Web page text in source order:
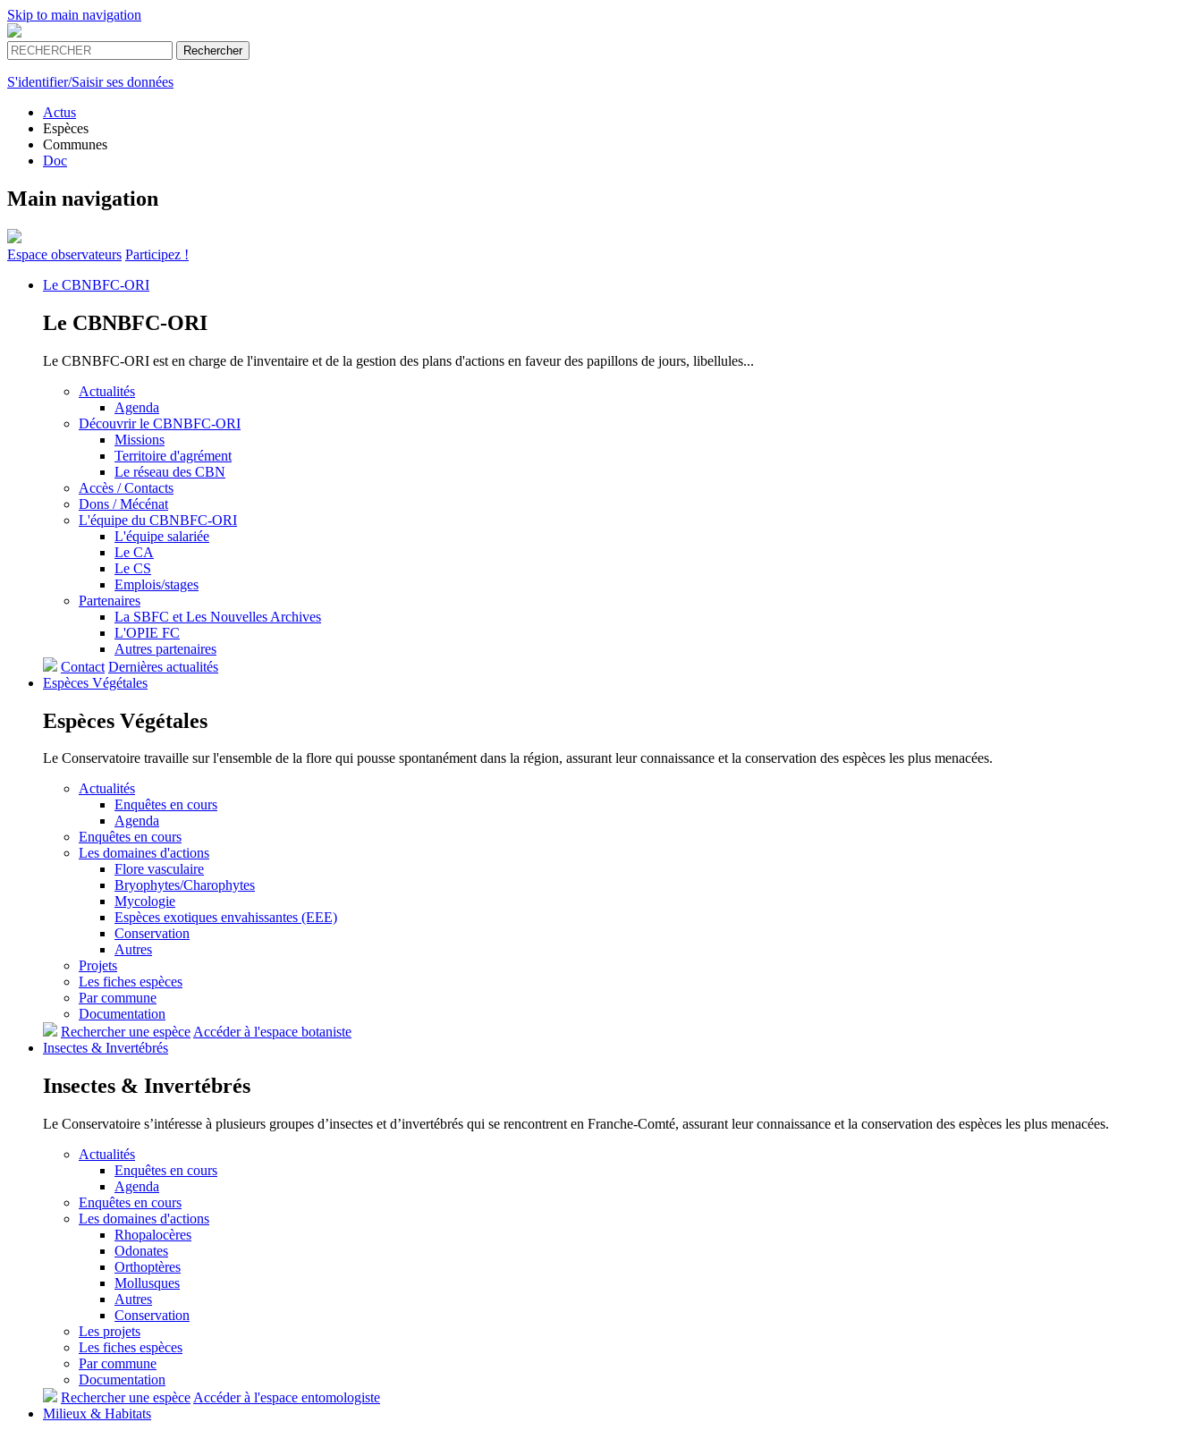
Skip to main navigation
S'identifier/Saisir ses données
Actus
Espèces
Communes
Doc
Main navigation
Espace observateurs Participez !
Le CBNBFC-ORI
Le CBNBFC-ORI
Le CBNBFC-ORI est en charge de l'inventaire et de la gestion des plans d'actions en faveur des papillons de jours, libellules...
Actualités
Agenda
Découvrir le CBNBFC-ORI
Missions
Territoire d'agrément
Le réseau des CBN
Accès / Contacts
Dons / Mécénat
L'équipe du CBNBFC-ORI
L'équipe salariée
Le CA
Le CS
Emplois/stages
Partenaires
La SBFC et Les Nouvelles Archives
L'OPIE FC
Autres partenaires
Contact Dernières actualités
Espèces Végétales
Espèces Végétales
Le Conservatoire travaille sur l'ensemble de la flore qui pousse spontanément dans la région, assurant leur connaissance et la conservation des espèces les plus menacées.
Actualités
Enquêtes en cours
Agenda
Enquêtes en cours
Les domaines d'actions
Flore vasculaire
Bryophytes/Charophytes
Mycologie
Espèces exotiques envahissantes (EEE)
Conservation
Autres
Projets
Les fiches espèces
Par commune
Documentation
Rechercher une espèceAccéder à l'espace botaniste
Insectes & Invertébrés
Insectes & Invertébrés
Le Conservatoire s’intéresse à plusieurs groupes d’insectes et d’invertébrés qui se rencontrent en Franche-Comté, assurant leur connaissance et la conservation des espèces les plus menacées.
Actualités
Enquêtes en cours
Agenda
Enquêtes en cours
Les domaines d'actions
Rhopalocères
Odonates
Orthoptères
Mollusques
Autres
Conservation
Les projets
Les fiches espèces
Par commune
Documentation
Rechercher une espèce Accéder à l'espace entomologiste
Milieux & Habitats